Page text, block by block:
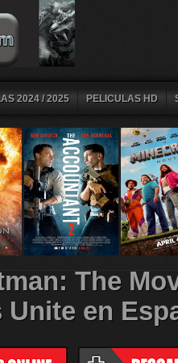
2024 / 2025 PELICULAS HD
The
Unite en